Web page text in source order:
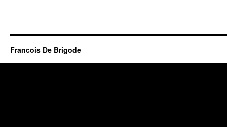
Francois De Brigode